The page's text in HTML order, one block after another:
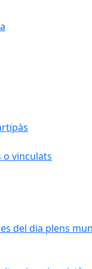
o vinculats
del dia plens